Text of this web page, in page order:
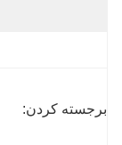
برجسته کردن: